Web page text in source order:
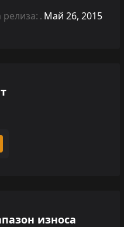
релиза: Май 26, 2015
износа